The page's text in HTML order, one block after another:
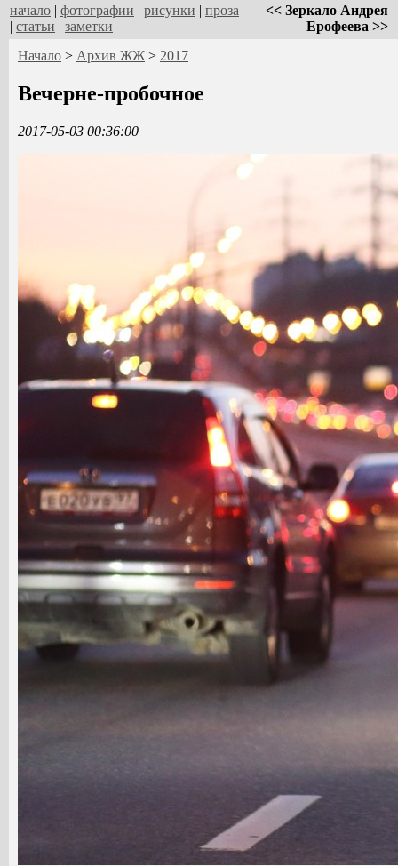
начало | фотографии | рисунки | проза
| статьи | заметки
<< Зеркало Андрея
Ерофеева >>
Начало > Архив ЖЖ > 2017
Вечерне-пробочное
2017-05-03 00:36:00